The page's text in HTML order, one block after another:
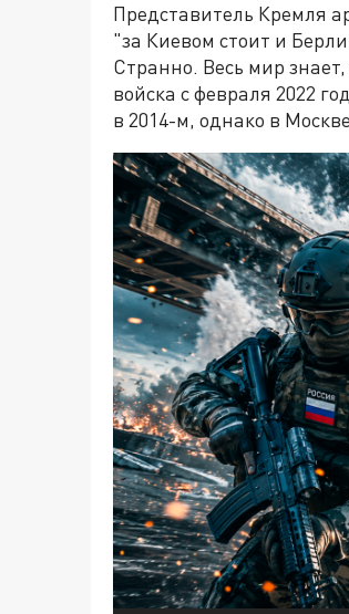
Представитель Кремля
"за Киевом стоит и
Странно. Весь мир
войска с февраля 2022
в 2014-м, однако в